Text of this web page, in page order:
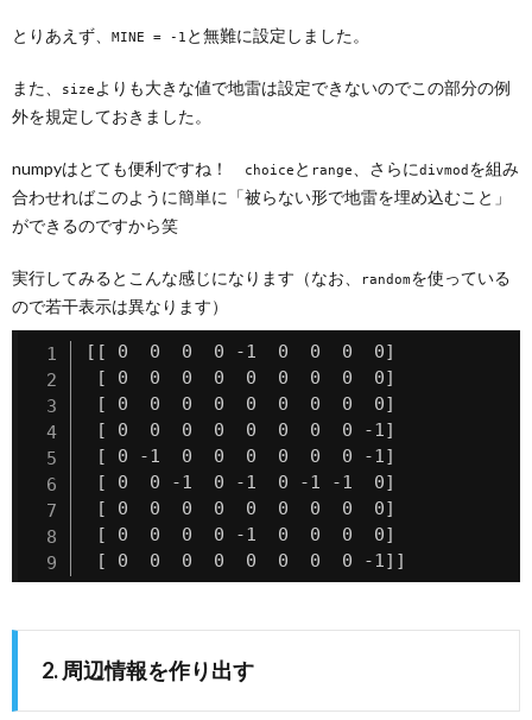
とりあえず、 MINE = -1 と無難に設定しました。
また、 size よりも大きな値で地雷は設定できないのでこの部分の例
外を規定しておきました。
numpyはとても便利ですね！ choice と range 、さらにdivmod を組み
合わせればこのように簡単に「被らない形で地雷を埋め込むこと」
ができるのですから笑
実行してみるとこんな感じになります（なお、 randomを使っている
ので若干表示は異なります）
[[ 0  0  0  0 -1  0  0  0  0]
[ 0  0  0  0  0  0  0  0  0]
[ 0  0  0  0  0  0  0  0  0]
[ 0  0  0  0  0  0  0  0 -1]
[ 0 -1  0  0  0  0  0  0 -1]
[ 0  0 -1  0 -1  0 -1 -1  0]
[ 0  0  0  0  0  0  0  0  0]
[ 0  0  0  0 -1  0  0  0  0]
[ 0  0  0  0  0  0  0  0 -1]]
2. 周辺情報を作り出す